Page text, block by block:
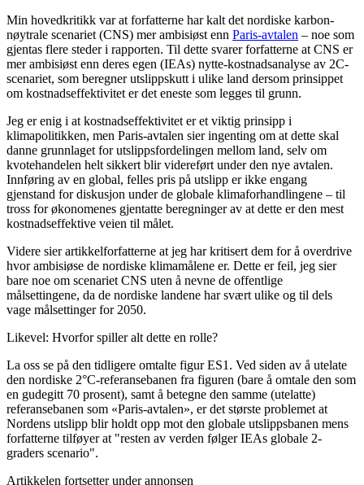
Min hovedkritikk var at forfatterne har kalt det nordiske karbon-
nøytrale scenariet (CNS) mer ambisiøst enn Paris-avtalen – noe som
gjentas flere steder i rapporten. Til dette svarer forfatterne at CNS er
mer ambisiøst enn deres egen (IEAs) nytte-kostnadsanalyse av 2C-
scenariet, som beregner utslippskutt i ulike land dersom prinsippet
om kostnadseffektivitet er det eneste som legges til grunn.
Jeg er enig i at kostnadseffektivitet er et viktig prinsipp i
klimapolitikken, men Paris-avtalen sier ingenting om at dette skal
danne grunnlaget for utslippsfordelingen mellom land, selv om
kvotehandelen helt sikkert blir videreført under den nye avtalen.
Innføring av en global, felles pris på utslipp er ikke engang
gjenstand for diskusjon under de globale klimaforhandlingene – til
tross for økonomenes gjentatte beregninger av at dette er den mest
kostnadseffektive veien til målet.
Videre sier artikkelforfatterne at jeg har kritisert dem for å overdrive
hvor ambisiøse de nordiske klimamålene er. Dette er feil, jeg sier
bare noe om scenariet CNS uten å nevne de offentlige
målsettingene, da de nordiske landene har svært ulike og til dels
vage målsettinger for 2050.
Likevel: Hvorfor spiller alt dette en rolle?
La oss se på den tidligere omtalte figur ES1. Ved siden av å utelate
den nordiske 2°C-referansebanen fra figuren (bare å omtale den som
en gudegitt 70 prosent), samt å betegne den samme (utelatte)
referansebanen som «Paris-avtalen», er det største problemet at
Nordens utslipp blir holdt opp mot den globale utslippsbanen mens
forfatterne tilføyer at "resten av verden følger IEAs globale 2-
graders scenario".
Artikkelen fortsetter under annonsen